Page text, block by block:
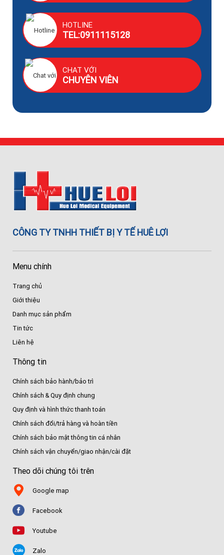
HOTLINE
TEL:0911115128
CHAT VỚI
CHUYÊN VIÊN
CÔNG TY TNHH THIẾT BỊ Y TẾ HUÊ LỢI
Menu chính
Trang chủ
Giới thiệu
Danh mục sản phẩm
Tin tức
Liên hệ
Thông tin
Chính sách bảo hành/bảo trì
Chính sách & Quy định chung
Quy định và hình thức thanh toán
Chính sách đổi/trả hàng và hoàn tiền
Chính sách bảo mật thông tin cá nhân
Chính sách vận chuyển/giao nhận/cài đặt
Theo dõi chúng tôi trên
Google map
Facebook
Youtube
Zalo